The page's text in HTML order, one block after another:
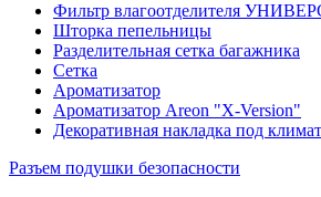
Фильтр влагоотделителя
Шторка пепельницы
Разделительная сетка багажника
Сетка
Ароматизатор
Ароматизатор Areon "X-Version"
Декоративная накладка под климат
Разъем подушки безопасности